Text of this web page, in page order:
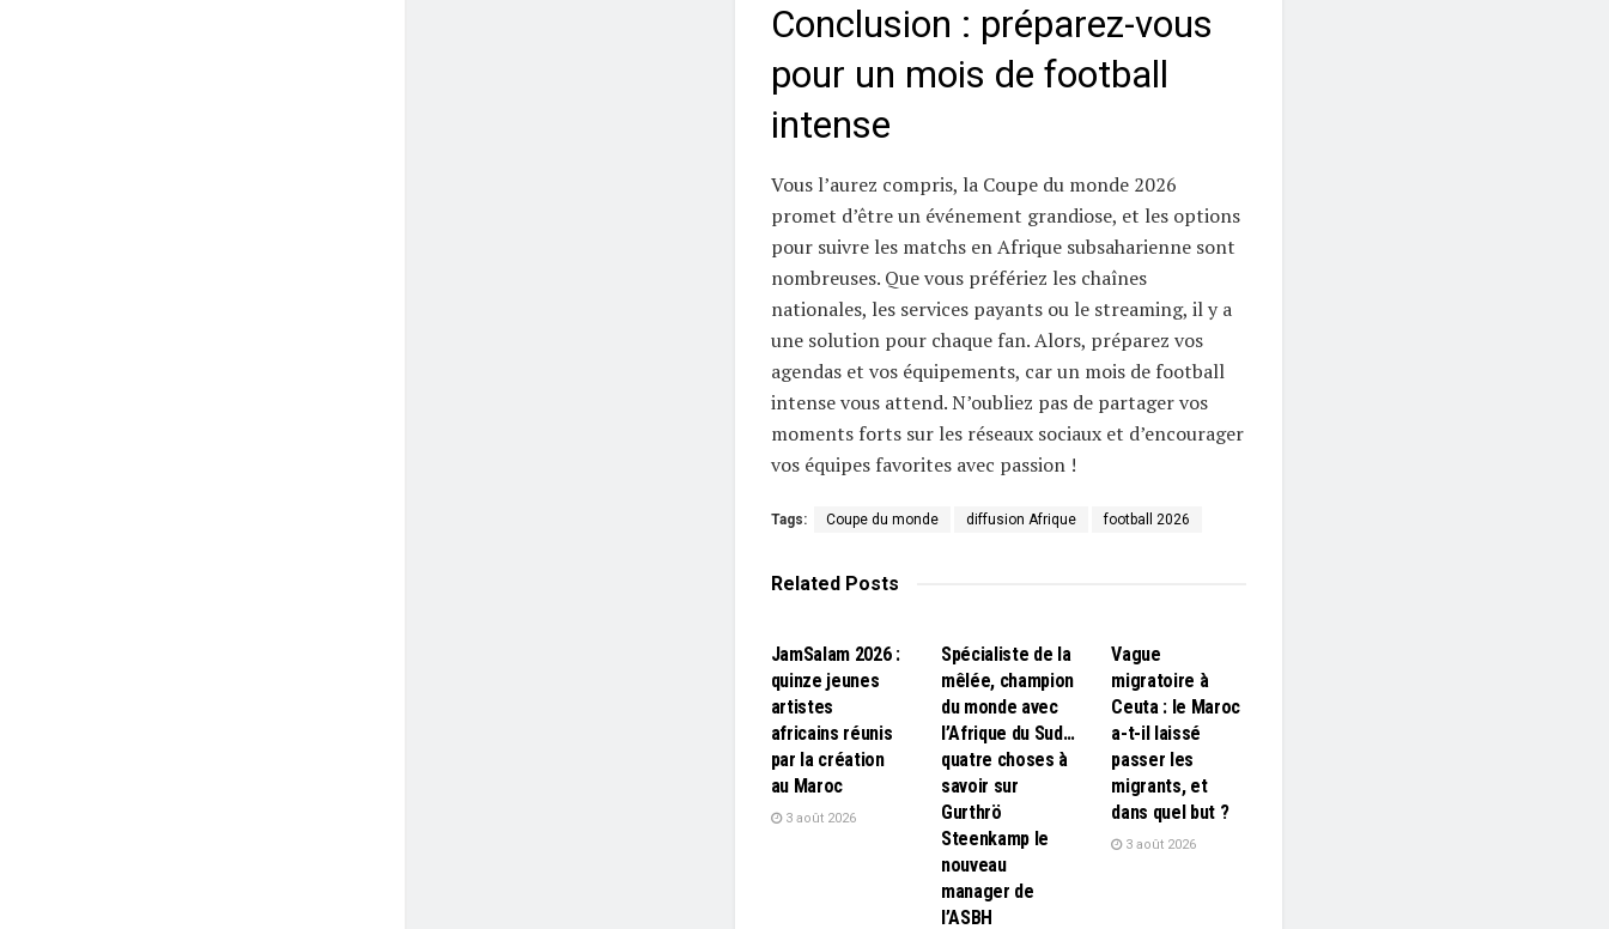
Conclusion : préparez-vous
pour un mois de football
intense
Vous l’aurez compris, la Coupe du monde 2026
promet d’être un événement grandiose, et les options
pour suivre les matchs en Afrique subsaharienne sont
nombreuses. Que vous préfériez les chaînes
nationales, les services payants ou le streaming, il y a
une solution pour chaque fan. Alors, préparez vos
agendas et vos équipements, car un mois de football
intense vous attend. N’oubliez pas de partager vos
moments forts sur les réseaux sociaux et d’encourager
vos équipes favorites avec passion !
Tags: Coupe du monde diffusion Afrique football 2026
RelatedPosts
JamSalam 2026 :
quinze jeunes
artistes
africains réunis
par la création
au Maroc
3 août 2026
Spécialiste de la
mêlée, champion
du monde avec
l’Afrique du Sud…
quatre choses à
savoir sur
Gurthrö
Steenkamp le
nouveau
manager de
l’ASBH
Vague
migratoire à
Ceuta : le Maroc
a-t-il laissé
passer les
migrants, et
dans quel but ?
3 août 2026